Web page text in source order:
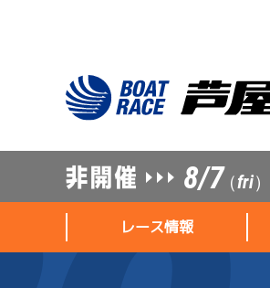
8/7（fri）
レース情報